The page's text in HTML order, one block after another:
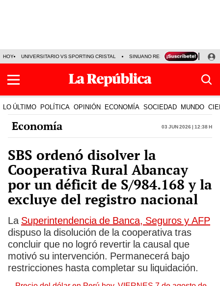
HOY UNIVERSITARIO VS SPORTING CRISTAL SINUANO RESULTADOS HOY
LO ÚLTIMO POLÍTICA OPINIÓN ECONOMÍA SOCIEDAD MUNDO
Economía 03 Jun 2026 | 12:38 h
SBS ordenó disolver la
Cooperativa Rural Abancay
por un déficit de S/984.168 y la
excluye del registro nacional
La Superintendencia de Banca, Seguros y AFP
dispuso la disolución de la cooperativa tras
concluir que no logró revertir la causal que
motivó su intervención. Permanecerá bajo
restricciones hasta completar su liquidación.